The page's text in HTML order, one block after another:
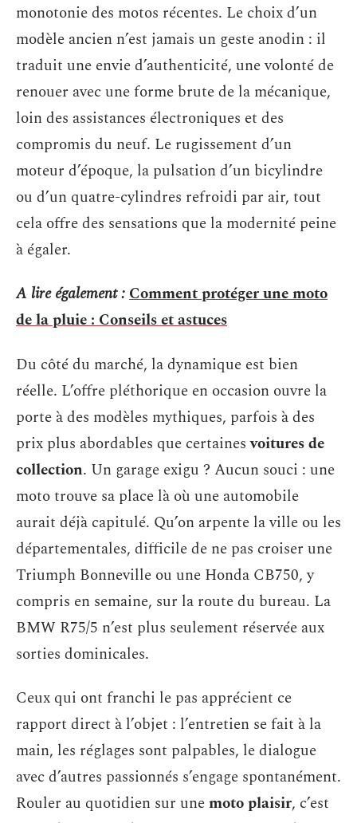
monotonie des motos récentes. Le choix d’un
modèle ancien n’est jamais un geste anodin : il
traduit une envie d’authenticité, une volonté de
renouer avec une forme brute de la mécanique,
loin des assistances électroniques et des
compromis du neuf. Le rugissement d’un
moteur d’époque, la pulsation d’un bicylindre
ou d’un quatre-cylindres refroidi par air, tout
cela offre des sensations que la modernité peine
à égaler.
A lire également :Comment protéger une moto
de la pluie : Conseils et astuces
Du côté du marché, la dynamique est bien
réelle. L’offre pléthorique en occasion ouvre la
porte à des modèles mythiques, parfois à des
prix plus abordables que certainesvoitures de
collection. Un garage exigu ? Aucun souci : une
moto trouve sa place là où une automobile
aurait déjà capitulé. Qu’on arpente la ville ou les
départementales, difficile de ne pas croiser une
Triumph Bonneville ou une Honda CB750, y
compris en semaine, sur la route du bureau. La
BMW R75/5 n’est plus seulement réservée aux
sorties dominicales.
Ceux qui ont franchi le pas apprécient ce
rapport direct à l’objet : l’entretien se fait à la
main, les réglages sont palpables, le dialogue
avec d’autres passionnés s’engage spontanément.
Rouler au quotidien sur unemoto plaisir, c’est